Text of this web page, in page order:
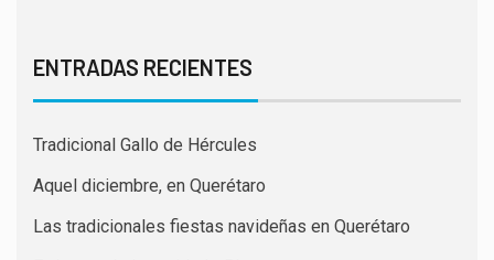
ENTRADAS RECIENTES
Tradicional Gallo de Hércules
Aquel diciembre, en Querétaro
Las tradicionales fiestas navideñas en Querétaro